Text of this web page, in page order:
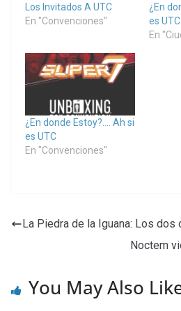
Los Invitados A UTC
En "Convenciones"
¿En
es UTC
En
¿En donde Estoy?…. Ah si
es UTC
En "Convenciones"
La Piedra de la Iguana: Los dos
Noctem
You May Also